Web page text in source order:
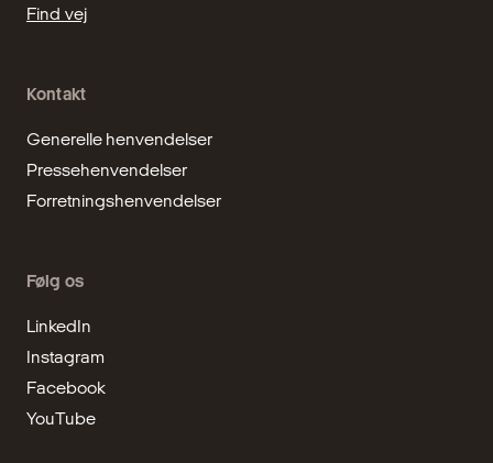
Find vej
Kontakt
Generelle henvendelser
Pressehenvendelser
Forretningshenvendelser
Følg os
LinkedIn
Instagram
Facebook
YouTube